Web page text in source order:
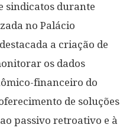
sindicatos durante
no Palácio
a criação de
os dados
financeiro do
de soluções
passivo retroativo e à